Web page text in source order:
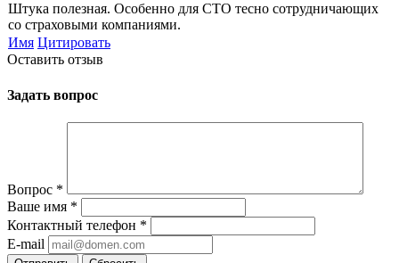
Штука полезная. Особенно для СТО тесно сотрудничающих
со страховыми компаниями.
Имя Цитировать
Оставить отзыв
Задать вопрос
Вопрос *
Ваше имя *
Контактный телефон *
E-mail